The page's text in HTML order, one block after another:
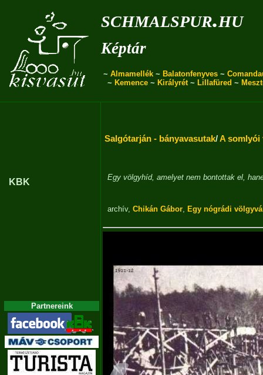
schmalspur.hu
Képtár
~ Almamellék ~ Balatonfenyves ~
~ Kemence~ Királyrét~ Lillafüred ~
KBK
Partnereink
Salgótarján - bányavasutak/A somlyói
Egy völgyhíd, amelyet nem bontottak el,
archív, Chikán Gábor, Egy nógrádi